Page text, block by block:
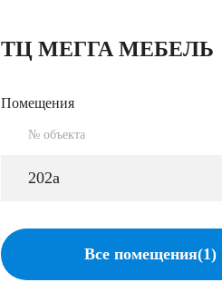
ТЦ МЕГГА МЕБЕЛЬ
Помещения
№ объекта
202а
Все помещения(1)